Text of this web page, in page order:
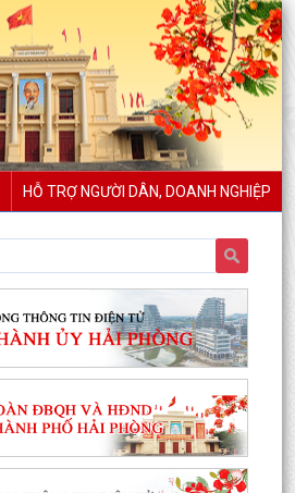
HỖ TRỢ NGƯỜI DÂN, DOANH NGHIỆP